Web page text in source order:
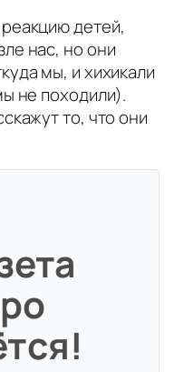
детей,
нас, но они
мы, и хихикали
не походили).
то, что они